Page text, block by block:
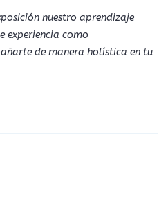
nuestro aprendizaje
experiencia como
de manera holística en tu